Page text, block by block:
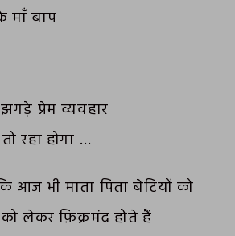
माँ बाप
प्रेम व्यवहार
रहा होगा …
आज भी माता पिता बेटियों को
लेकर फ़िक्रमंद होते हैं